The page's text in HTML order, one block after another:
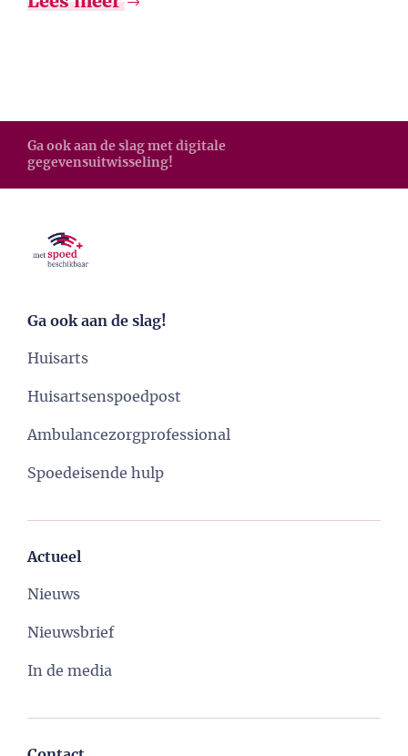
Ga ook aan de slag met digitale
gegevensuitwisseling!
Ga ook aan de slag!
Huisarts
Huisartsenspoedpost
Ambulancezorgprofessional
Spoedeisende hulp
Actueel
Nieuws
Nieuwsbrief
In de media